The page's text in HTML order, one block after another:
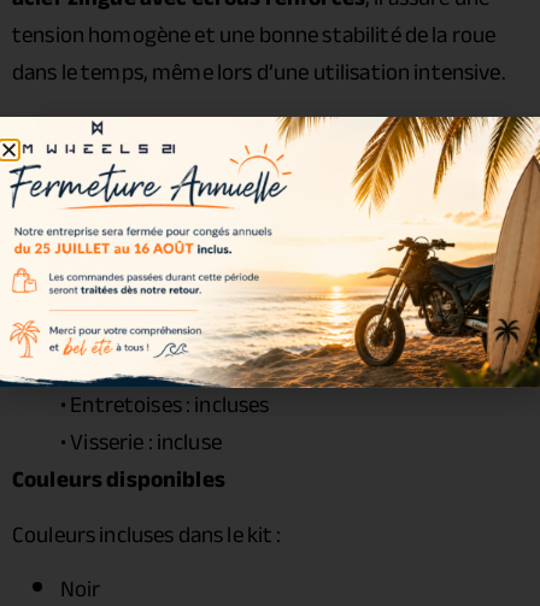
tension homogène et une bonne stabilité de la roue
dans le temps, même lors d’une utilisation intensive.
Caractéristiques
Cercle :Excel Signature 5.50 x 17
• Moyeu :Haan Wheels
• Rayons : acier zingué
• Écrous : acier renforcé
• Roulements : inclus
• Joints spy : inclus
• Entretoises : incluses
• Visserie : incluse
Couleurs disponibles
Couleurs incluses dans le kit :
Noir